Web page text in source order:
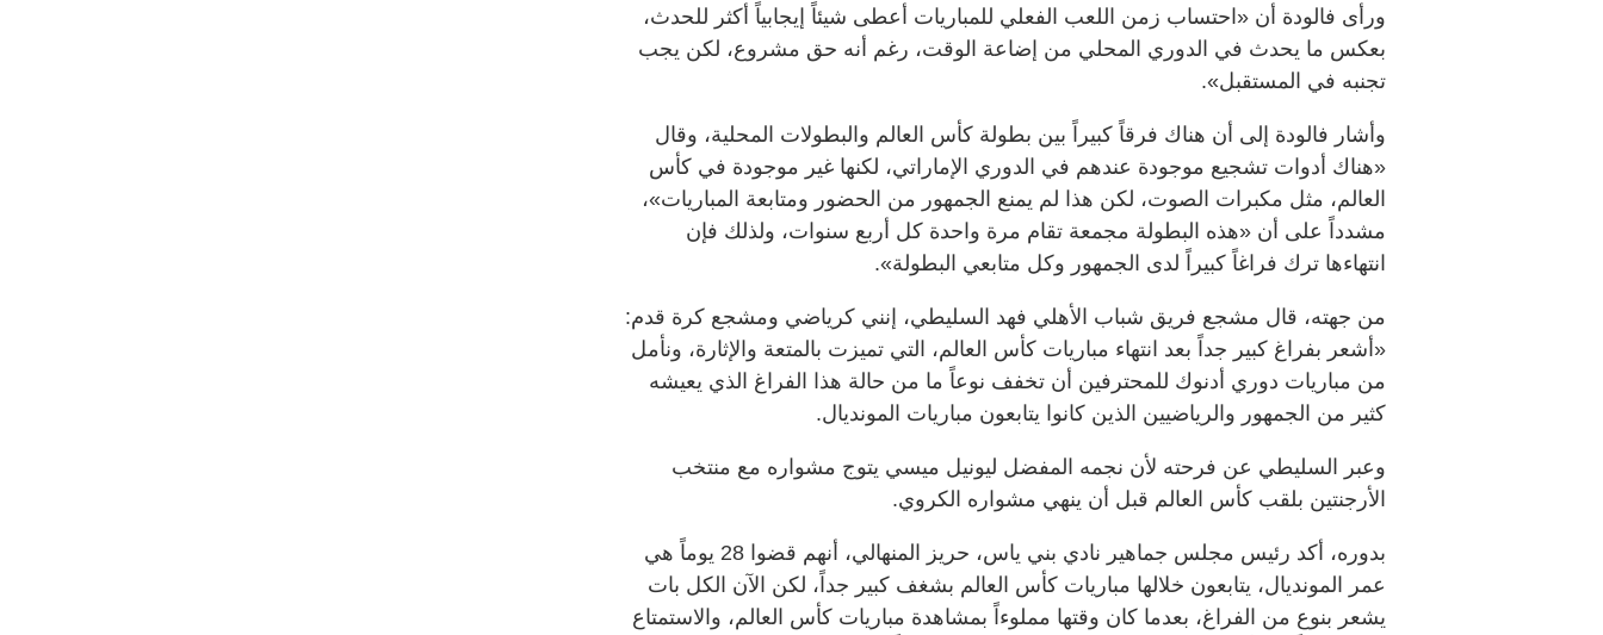
ورأى فالودة أن «احتساب زمن اللعب الفعلي للمباريات أعطى شيئاً إيجابياً أكثر للحدث،
بعكس ما يحدث في الدوري المحلي من إضاعة الوقت، رغم أنه حق مشروع، لكن يجب
تجنبه في المستقبل».
وأشار فالودة إلى أن هناك فرقاً كبيراً بين بطولة كأس العالم والبطولات المحلية، وقال
«هناك أدوات تشجيع موجودة عندهم في الدوري الإماراتي، لكنها غير موجودة في كأس
العالم، مثل مكبرات الصوت، لكن هذا لم يمنع الجمهور من الحضور ومتابعة المباريات»،
مشدداً على أن «هذه البطولة مجمعة تقام مرة واحدة كل أربع سنوات، ولذلك فإن
انتهاءها ترك فراغاً كبيراً لدى الجمهور وكل متابعي البطولة».
من جهته، قال مشجع فريق شباب الأهلي فهد السليطي، إنني كرياضي ومشجع كرة قدم:
«أشعر بفراغ كبير جداً بعد انتهاء مباريات كأس العالم، التي تميزت بالمتعة والإثارة، ونأمل
من مباريات دوري أدنوك للمحترفين أن تخفف نوعاً ما من حالة هذا الفراغ الذي يعيشه
كثير من الجمهور والرياضيين الذين كانوا يتابعون مباريات المونديال.
وعبر السليطي عن فرحته لأن نجمه المفضل ليونيل ميسي يتوج مشواره مع منتخب
الأرجنتين بلقب كأس العالم قبل أن ينهي مشواره الكروي.
بدوره، أكد رئيس مجلس جماهير نادي بني ياس، حريز المنهالي، أنهم قضوا 28 يوماً هي
عمر المونديال، يتابعون خلالها مباريات كأس العالم بشغف كبير جداً، لكن الآن الكل بات
يشعر بنوع من الفراغ، بعدما كان وقتها مملوءاً بمشاهدة مباريات كأس العالم، والاستمتاع